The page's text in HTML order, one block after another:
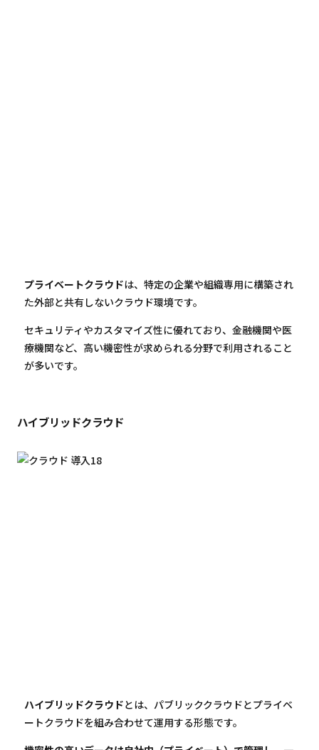
プライベートクラウドは、特定の企業や組織専用に構築され
た外部と共有しないクラウド環境です。
セキュリティやカスタマイズ性に優れており、金融機関や医
療機関など、高い機密性が求められる分野で利用されること
が多いです。
ハイブリッドクラウド
ハイブリッドクラウドとは、パブリッククラウドとプライベ
ートクラウドを組み合わせて運用する形態です。